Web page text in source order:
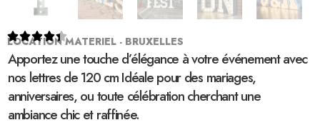

LOCATION MATERIEL - BRUXELLES
Apportez une touche d’élégance à votre événement avec
nos lettres de 120 cm Idéale pour des mariages,
anniversaires, ou toute célébration cherchant une
ambiance chic et raffinée.